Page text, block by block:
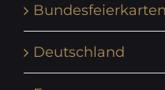
Bundesfeierkarten
Deutschland